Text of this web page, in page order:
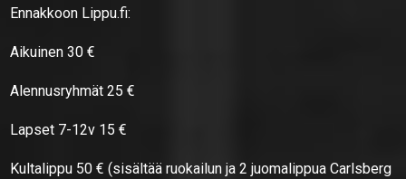
Ennakkoon Lippu.fi:
Aikuinen 30 €
Alennusryhmät 25 €
Lapset 7-12v 15 €
Kultalippu 50 € (sisältää ruokailun ja 2 juomalippua Carlsberg